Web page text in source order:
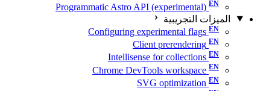
Programmatic Astro API (experimental)
الميزات التجريبية
Configuring experimental flags
Client prerendering
Intellisense for collections
Chrome DevTools workspace
SVG optimization